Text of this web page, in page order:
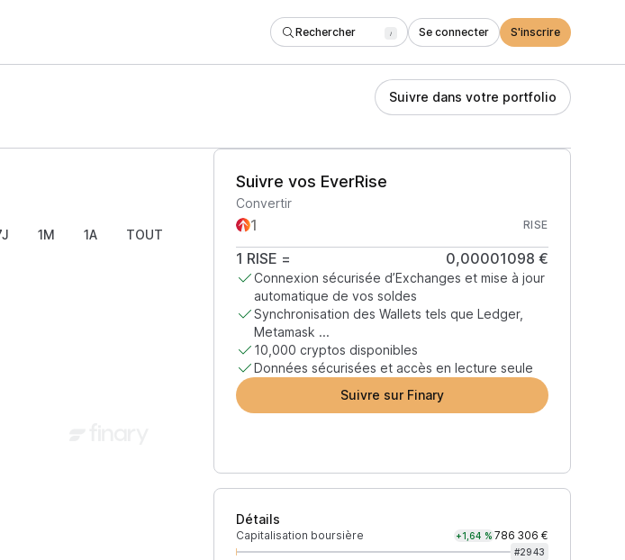
Rechercher / Se connecter S'inscrire
Suivre dans votre portfolio
1M 1A TOUT
Suivre vos EverRise
Convertir
RISE
1 RISE = 0,00001098 €
Connexion sécurisée d’Exchanges et mise à jour
automatique de vos soldes
Synchronisation des Wallets tels que Ledger,
Metamask ...
10,000 cryptos disponibles
Données sécurisées et accès en lecture seule
Suivre sur Finary
Détails
Capitalisation boursière +1,64 % 786 306 €
#2943